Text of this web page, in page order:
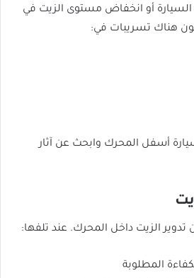
أو انخفاض مستوى الزيت في
أسفل المحرك وابحث عن آثار
الزيت داخل المحرك. عند تلفها:
المطلوبة